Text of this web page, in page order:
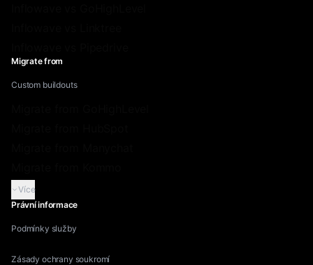
Migrate from
Custom buildouts
Více
Právní informace
Podmínky služby
Zásady ochrany soukromí